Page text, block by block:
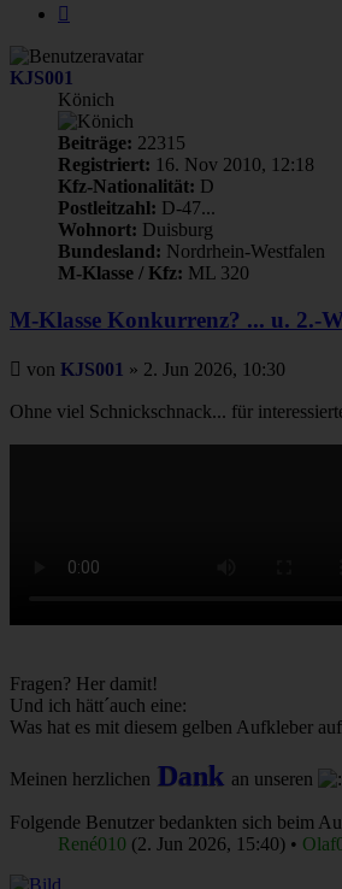
KJS001
Könich
Beiträge: 22315
Registriert: 16. Nov 2010, 12:18
Kfz-Nationalität: D
Postleitzahl: D-47...
Wohnort: Duisburg
Bundesland: Nordrhein-Westfalen
M-Klasse / Kfz: ML 320
M-Klasse Konkurrenz? ... u. 2.-
Beitrag
von KJS001 » 2. Jun 2026, 10:30
Ohne viel Schnickschnack... für
Fragen? Her damit!
Und ich hätt´auch eine:
Was hat es mit diesem gelben Aufkleber
Meinen herzlichen Dank an unseren
Folgende Benutzer bedankten sich beim
René010 (2. Jun 2026, 15:40) •